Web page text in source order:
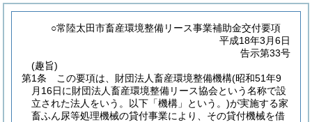
○常陸太田市畜産環境整備リース事業補助金交付要項
平成18年3月6日
告示第33号
(趣旨)
第1条
この要項は、財団法人畜産環境整備機構(昭和51年9
月16日に財団法人畜産環境整備リース協会という名称で設
立された法人をいう。以下「機構」という。)が実施する家
畜ふん尿等処理機械の貸付事業により、その貸付機械を借